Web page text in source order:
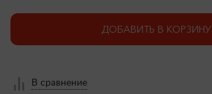
ДОБАВИТЬ В КОРЗИНУ
В сравнение